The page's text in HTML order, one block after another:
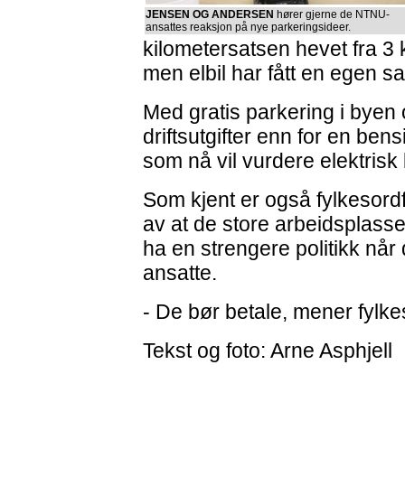
JENSEN OG ANDERSEN hører gjerne de NTNU-
ansattes reaksjon på nye parkeringsideer.
kilometersatsen hevet fra 3
men elbil har fått en egen
Med gratis parkering i
driftsutgifter enn for en
som nå vil vurdere elektrisk
Som kjent er også
av at de store
ha en strengere politikk
ansatte.
- De bør betale, mener
Tekst og foto: Arne Asphjell